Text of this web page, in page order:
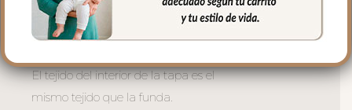
El relleno de la tapa es de micro fibra
hueca para mayor confort del bebé y
El tejido del interior de la tapa es el
mismo tejido que la funda.